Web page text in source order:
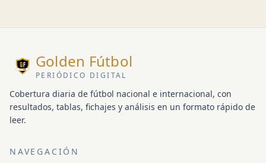
Golden Fútbol
PERIÓDICO DIGITAL
Cobertura diaria de fútbol nacional e internacional, con
resultados, tablas, fichajes y análisis en un formato rápido de
leer.
NAVEGACIÓN